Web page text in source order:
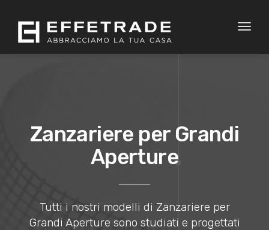
Toggle
Zanzariere per Grandi
Aperture
Tutti i nostri modelli di Zanzariere per
Grandi Aperture sono studiati e progettati